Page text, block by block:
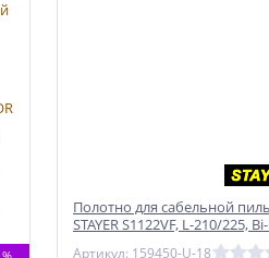
Полотно для сабельной
STAYER S1122VF, L-210/225,
Артикул: 159450-U-18